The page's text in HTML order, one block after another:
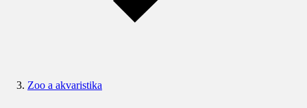
Zoo a akvaristika